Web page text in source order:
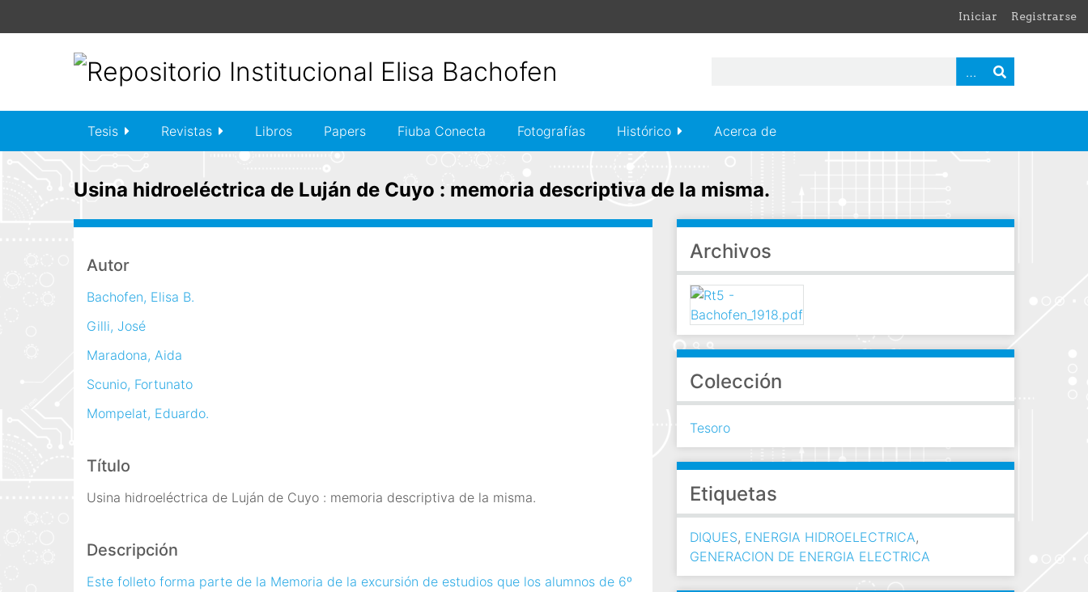
Iniciar Registrarse
Tesis Revistas Libros Papers Fiuba Conecta Fotografías Histórico Acerca de
Usina hidroeléctrica de Luján de Cuyo : memoria descriptiva de la misma.
Autor
Bachofen, Elisa B.
Gilli, José
Maradona, Aida
Scunio, Fortunato
Mompelat, Eduardo.
Título
Usina hidroeléctrica de Luján de Cuyo : memoria descriptiva de la misma.
Descripción
Este folleto forma parte de la Memoria de la excursión de estudios que los alumnos de 6º
Archivos
Colección
Tesoro
Etiquetas
DIQUES, ENERGIA HIDROELECTRICA,
GENERACION DE ENERGIA ELECTRICA